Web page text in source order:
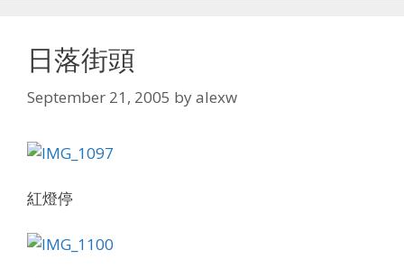
日落街頭
September 21, 2005 byalexw
紅燈停